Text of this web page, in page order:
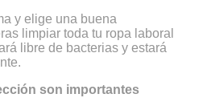
y elige una buena
limpiar toda tu ropa laboral
libre de bacterias y estará
son importantes